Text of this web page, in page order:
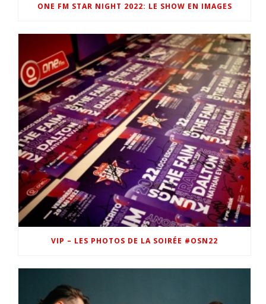
ONE FM STAR NIGHT 2022: LE SHOW EN IMAGES
VIP – LES PHOTOS DE LA SOIRÉE #OSN22